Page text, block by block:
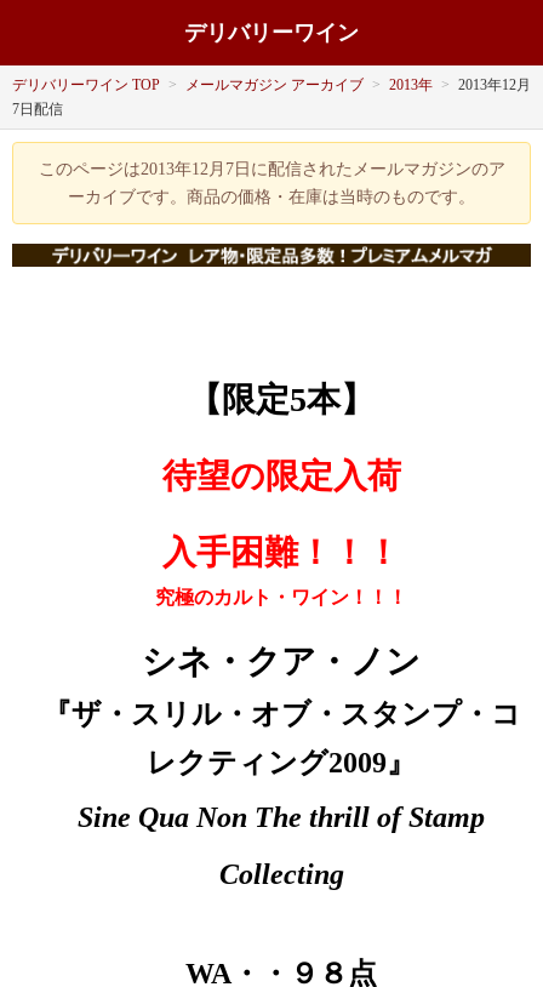
デリバリーワイン
デリバリーワイン TOP > メールマガジン アーカイブ > 2013年 > 2013年12月
7日配信
このページは2013年12月7日に配信されたメールマガジンのア
ーカイブです。商品の価格・在庫は当時のものです。
【限定5本】
待望の限定入荷
入手困難！！！
究極のカルト・ワイン ！！！
シネ・クア・ノン
『ザ・スリル・オブ・スタンプ・コ
レクティング2009』
Sine Qua Non The thrill of Stamp
Collecting
WA・・９８点